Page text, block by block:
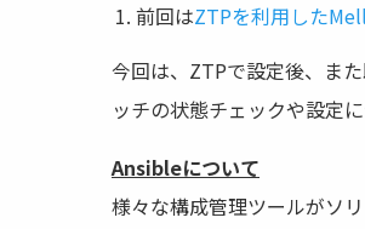
前回はZTPを利用した
今回は、ZTPで設定後、ま
ッチの状態チェックや設定
Ansibleについて
様々な構成管理ツールがソ